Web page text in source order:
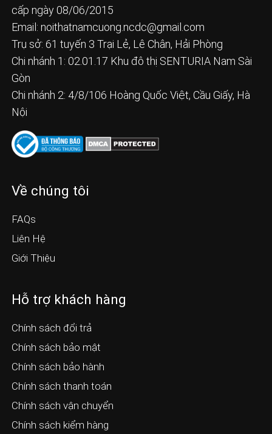
cấp ngày 08/06/2015
Email: noithatnamcuong.ncdc@gmail.com
Trụ sở: 61 tuyến 3 Trại Lẻ, Lê Chân, Hải Phòng
Chi nhánh 1: 02.01.17 Khu đô thị SENTURIA Nam Sài
Gòn
Chi nhánh 2: 4/8/106 Hoàng Quốc Việt, Cầu Giấy, Hà
Nội
Về chúng tôi
FAQs
Liên Hệ
Giới Thiệu
Hỗ trợ khách hàng
Chính sách đổi trả
Chính sách bảo mật
Chính sách bảo hành
Chính sách thanh toán
Chính sách vận chuyển
Chính sách kiểm hàng